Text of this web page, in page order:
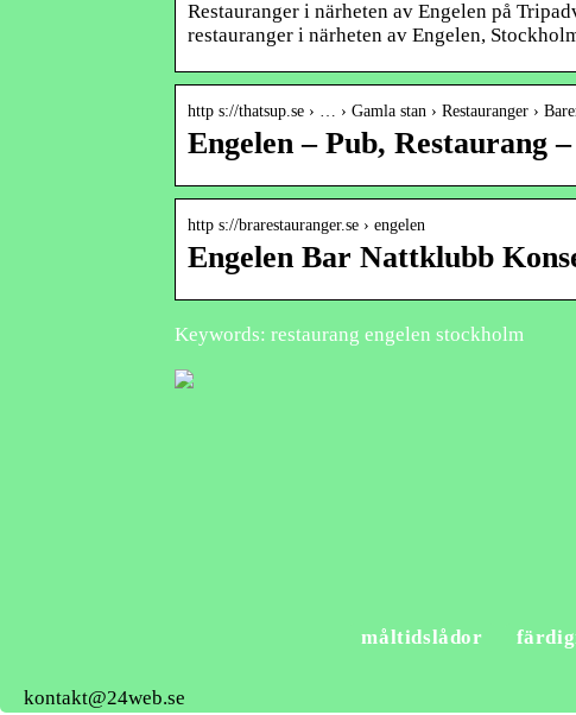
Restauranger i närheten av Engelen på
restauranger i närheten av Engelen,
http s://thatsup.se › … › Gamla stan › Restauranger ›
Engelen – Pub, Restaurang
http s://brarestauranger.se › engelen
Engelen Bar Nattklubb
Keywords: restaurang engelen stockholm
måltidslådor
kontakt@24web.se